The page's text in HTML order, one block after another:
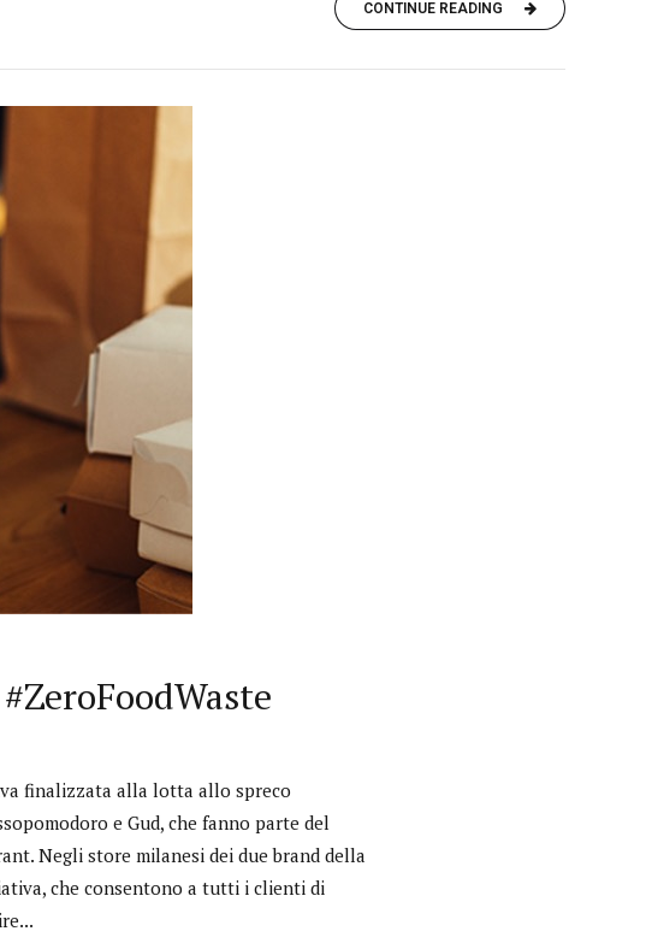
CONTINUE READING
finalizzata alla lotta allo spreco
e Gud, che fanno parte del
Negli store milanesi dei due brand della
che consentono a tutti i clienti di